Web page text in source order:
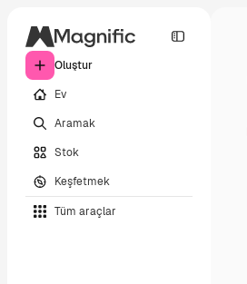
Oluştur
Ev
Aramak
Stok
Keşfetmek
Tüm araçlar